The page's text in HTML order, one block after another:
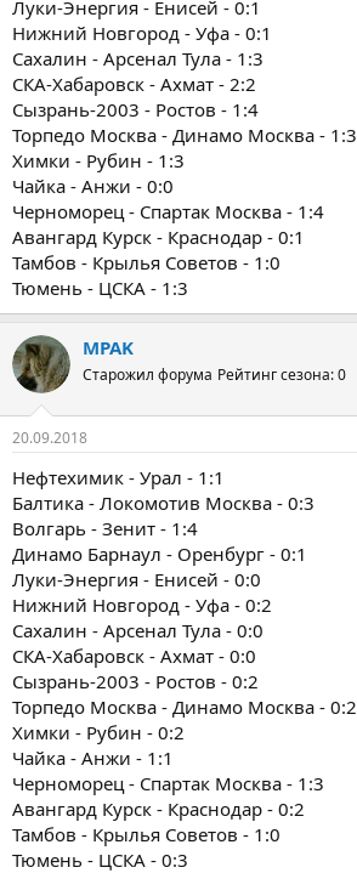
Луки-Энергия - Енисей - 0:1
Нижний Новгород - Уфа - 0:1
Сахалин - Арсенал Тула - 1:3
СКА-Хабаровск - Ахмат - 2:2
Сызрань-2003 - Ростов - 1:4
Торпедо Москва - Динамо Москва - 1:3
Химки - Рубин - 1:3
Чайка - Анжи - 0:0
Черноморец - Спартак Москва - 1:4
Авангард Курск - Краснодар - 0:1
Тамбов - Крылья Советов - 1:0
Тюмень - ЦСКА - 1:3
MPAK
Старожил форума Рейтинг сезона: 0
20.09.2018
Нефтехимик - Урал - 1:1
Балтика - Локомотив Москва - 0:3
Волгарь - Зенит - 1:4
Динамо Барнаул - Оренбург - 0:1
Луки-Энергия - Енисей - 0:0
Нижний Новгород - Уфа - 0:2
Сахалин - Арсенал Тула - 0:0
СКА-Хабаровск - Ахмат - 0:0
Сызрань-2003 - Ростов - 0:2
Торпедо Москва - Динамо Москва - 0:2
Химки - Рубин - 0:2
Чайка - Анжи - 1:1
Черноморец - Спартак Москва - 1:3
Авангард Курск - Краснодар - 0:2
Тамбов - Крылья Советов - 1:0
Тюмень - ЦСКА - 0:3